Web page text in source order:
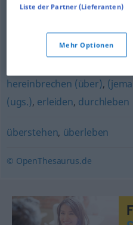
ausstehen,(einer Sache)
hereinbrechen (über),
(ugs.), erleiden, durchleben
überstehen, überleben
© OpenThesaurus.de
Liste der Partner (Lieferanten)
Mehr Optionen